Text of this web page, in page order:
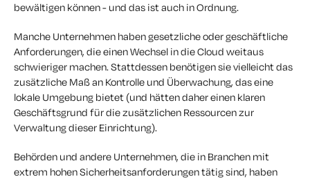
bewältigen können - und das ist auch in Ordnung.
Manche Unternehmen haben gesetzliche oder geschäftliche
Anforderungen, die einen Wechsel in die Cloud weitaus
schwieriger machen. Stattdessen benötigen sie vielleicht das
zusätzliche Maß an Kontrolle und Überwachung, das eine
lokale Umgebung bietet (und hätten daher einen klaren
Geschäftsgrund für die zusätzlichen Ressourcen zur
Verwaltung dieser Einrichtung).
Behörden und andere Unternehmen, die in Branchen mit
extrem hohen Sicherheitsanforderungen tätig sind, haben